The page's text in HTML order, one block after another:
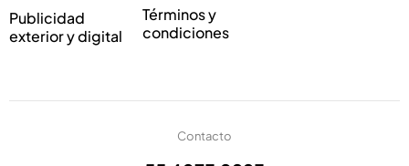
r
ó
c
Publicidad
exterior y digital
Términos y
condiciones
Contacto